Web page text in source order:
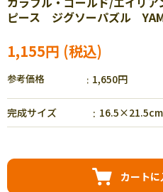
ピース ジグソーパズル
1,155円
参考価格 1,650円
完成サイズ 16.5×21.5cm
カートに